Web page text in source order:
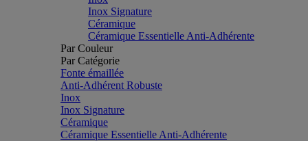
Inox Signature
Céramique
Céramique Essentielle Anti-Adhérente
Par Couleur
Par Catégorie
Fonte émaillée
Anti-Adhérent Robuste
Inox
Inox Signature
Céramique
Céramique Essentielle Anti-Adhérente